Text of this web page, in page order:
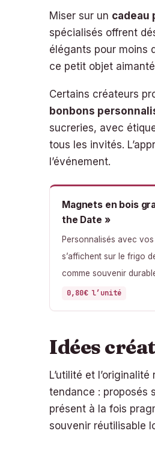
Miser sur un cadeau
spécialisés offrent
élégants pour moins
ce petit objet
Certains créateurs
bonbons
sucreries, avec
tous les invités.
l’événement.
Magnets en bois
the Date »
Personnalisés avec
s’affichent sur le frigo
comme souvenir
0,80€ l’unité
Idées
L’utilité et
tendance : proposés
présent à la fois
souvenir réutilisable